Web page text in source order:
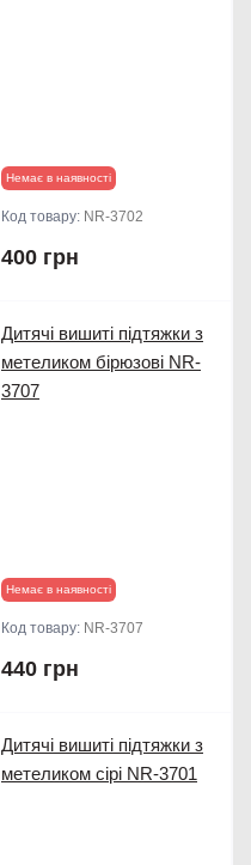
Немає в наявності
Код товару: NR-3702
400 грн
Дитячі вишиті підтяжки з
метеликом бірюзові NR-
3707
Немає в наявності
Код товару: NR-3707
440 грн
Дитячі вишиті підтяжки з
метеликом сірі NR-3701